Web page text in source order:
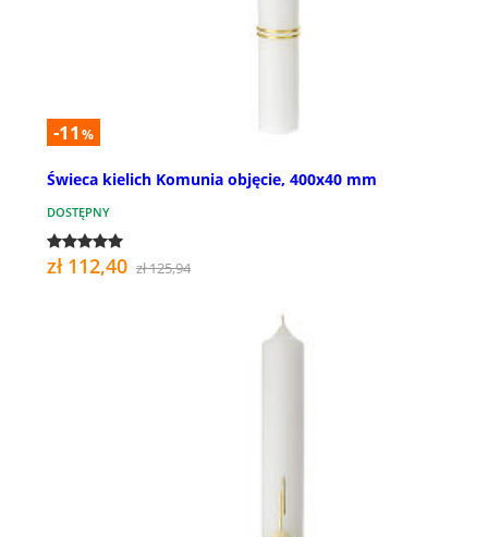
-11 %
Świeca kielich Komunia objęcie, 400x40 mm
DOSTĘPNY
zł 112,40 zł 125,94